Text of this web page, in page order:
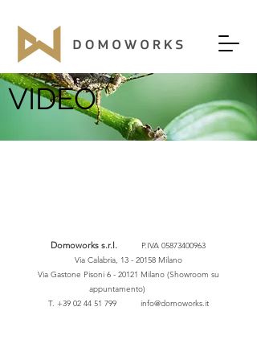
VIDEO
Domoworks s.r.l. P.IVA 05873400963
Via Calabria, 13 - 20158Milano
Via Gastone Pisoni 6 - 20121 Milano (Showroom su
appuntamento)
T. +39 02 44 51 799 info@domoworks.it